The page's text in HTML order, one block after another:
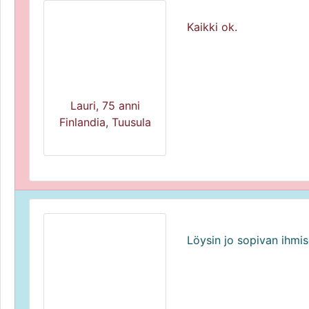
Lauri, 75 anni
Finlandia, Tuusula
Kaikki ok.
Löysin jo sopivan